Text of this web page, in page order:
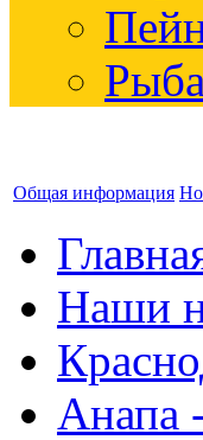
Общая информация
Наши
Анапа